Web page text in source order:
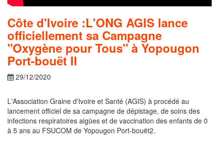
Côte d'Ivoire :L'ONG AGIS lance
officiellement sa Campagne
"Oxygène pour Tous" à Yopougon
Port-bouët II
29/12/2020
L'Association Graine d'Ivoire et Santé (AGIS) à procédé au
lancement officiel de sa campagne de dépistage, de soins des
infections respiratoires aigües et de vaccination des enfants de 0
à 5 ans au FSUCOM de Yopougon Port-bouët2.